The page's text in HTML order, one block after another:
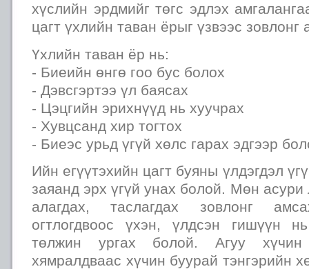
хүслийн эрдмийг төгс эдлэх
цагт үхлийн таван ёрыг үзвээс зовлонг
Үхлийн таван ёр нь:
- Биеийн өнгө гоо бус болох
- Дэвсгэртээ үл баясах
- Цэцгийн эрихнүүд нь хуучрах
- Хувцсанд хир тогтох
- Биеэс урьд үгүй хөлс гарах эдгээр
Ийн егүүтэхийн цагт буяны үлдэгдэл
заяанд эрх үгүй унах болой. Мөн асури
алагдах, таслагдах зовлонг
огтлогдвоос үхэн, үлдсэн гишүүн
төлжин ургах болой. Агуу хүчин
хямралдваас хүчин буурай тэнгэрийн